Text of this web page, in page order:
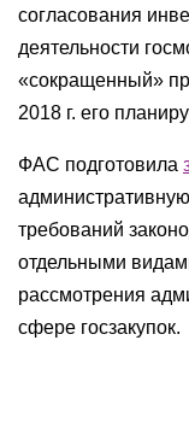
согласования
деятельности
«сокращенный»
2018 г. его
ФАС подготовила
требований
отдельными
рассмотрения
сфере госзакупок.